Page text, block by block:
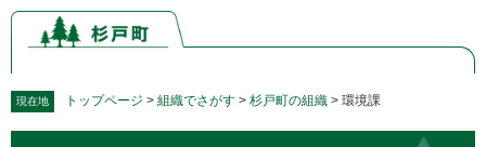
ペ
の
メ
ー
現在地 トップページ > 組織でさがす > 杉戸町の組織 > 環境課